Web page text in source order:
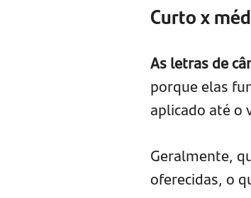
Curto x
As letras de
porque elas
aplicado até o
Geralmente,
oferecidas, o